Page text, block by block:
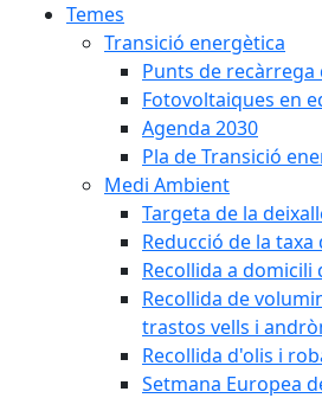
Temes
Transició energètica
Punts de recàrrega
Fotovoltaiques en
Agenda 2030
Pla de Transició
Medi Ambient
Targeta de la
Reducció de la
Recollida a domicili
Recollida de
trastos vells i
Recollida d'olis i
Setmana Europea